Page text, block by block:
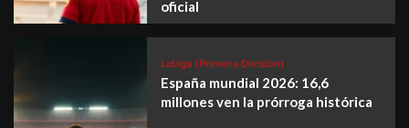
oficial
LaLiga (Primera División)
España mundial 2026: 16,6
millones ven la prórroga histórica